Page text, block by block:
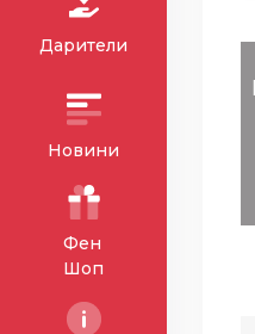
Дарители
Новини
Фен
Шоп